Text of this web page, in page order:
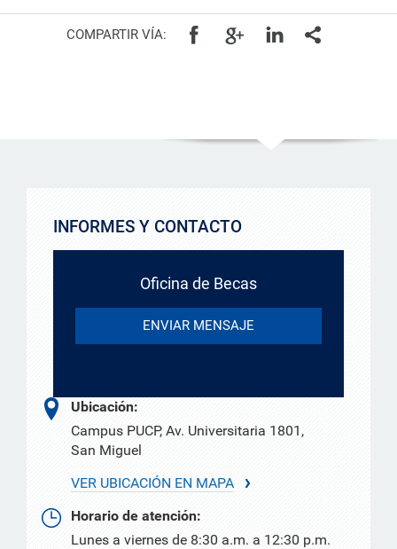
COMPARTIR VÍA:
INFORMES Y CONTACTO
Oficina de Becas
ENVIAR MENSAJE
Ubicación:
Campus PUCP, Av. Universitaria 1801,
San Miguel
VER UBICACIÓN EN MAPA
Horario de atención:
Lunes a viernes de 8:30 a.m. a 12:30 p.m.